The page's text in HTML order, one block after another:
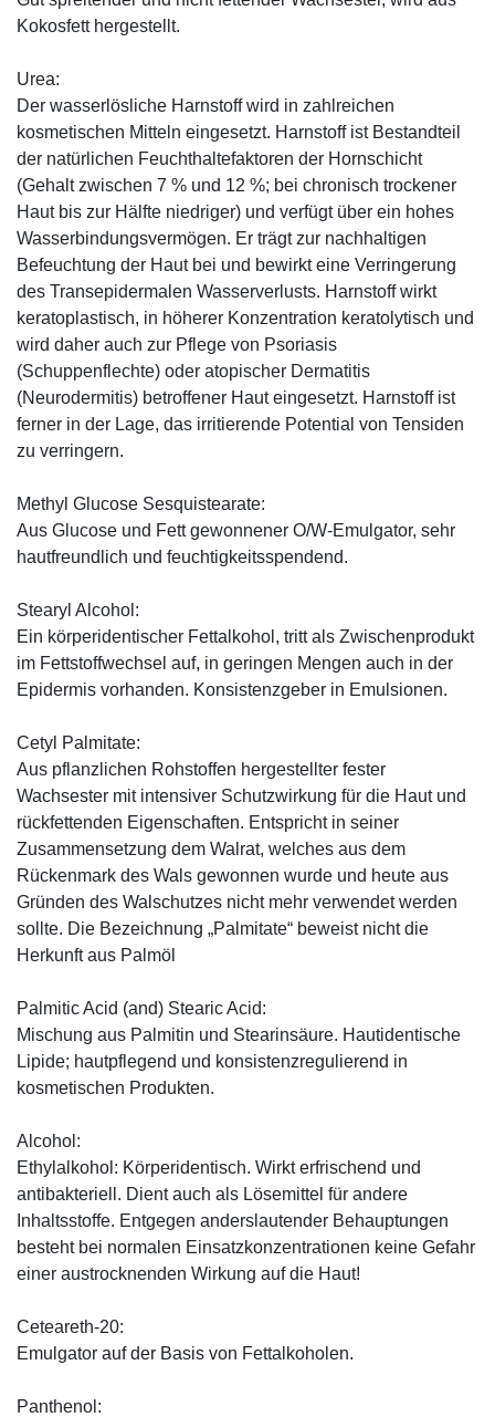
Kokosfett hergestellt.
Urea:
Der wasserlösliche Harnstoff wird in zahlreichen
kosmetischen Mitteln eingesetzt. Harnstoff ist Bestandteil
der natürlichen Feuchthaltefaktoren der Hornschicht
(Gehalt zwischen 7 % und 12 %; bei chronisch trockener
Haut bis zur Hälfte niedriger) und verfügt über ein hohes
Wasserbindungsvermögen. Er trägt zur nachhaltigen
Befeuchtung der Haut bei und bewirkt eine Verringerung
des Transepidermalen Wasserverlusts. Harnstoff wirkt
keratoplastisch, in höherer Konzentration keratolytisch und
wird daher auch zur Pflege von Psoriasis
(Schuppenflechte) oder atopischer Dermatitis
(Neurodermitis) betroffener Haut eingesetzt. Harnstoff ist
ferner in der Lage, das irritierende Potential von Tensiden
zu verringern.
Methyl Glucose Sesquistearate:
Aus Glucose und Fett gewonnener O/W-Emulgator, sehr
hautfreundlich und feuchtigkeitsspendend.
Stearyl Alcohol:
Ein körperidentischer Fettalkohol, tritt als Zwischenprodukt
im Fettstoffwechsel auf, in geringen Mengen auch in der
Epidermis vorhanden. Konsistenzgeber in Emulsionen.
Cetyl Palmitate:
Aus pflanzlichen Rohstoffen hergestellter fester
Wachsester mit intensiver Schutzwirkung für die Haut und
rückfettenden Eigenschaften. Entspricht in seiner
Zusammensetzung dem Walrat, welches aus dem
Rückenmark des Wals gewonnen wurde und heute aus
Gründen des Walschutzes nicht mehr verwendet werden
sollte. Die Bezeichnung „Palmitate“ beweist nicht die
Herkunft aus Palmöl
Palmitic Acid (and) Stearic Acid:
Mischung aus Palmitin und Stearinsäure. Hautidentische
Lipide; hautpflegend und konsistenzregulierend in
kosmetischen Produkten.
Alcohol:
Ethylalkohol: Körperidentisch. Wirkt erfrischend und
antibakteriell. Dient auch als Lösemittel für andere
Inhaltsstoffe. Entgegen anderslautender Behauptungen
besteht bei normalen Einsatzkonzentrationen keine Gefahr
einer austrocknenden Wirkung auf die Haut!
Ceteareth-20:
Emulgator auf der Basis von Fettalkoholen.
Panthenol: